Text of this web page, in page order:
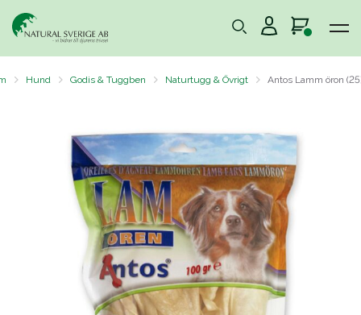
Hund Godis & Tuggben Naturtugg & Övrigt Antos Lamm öron